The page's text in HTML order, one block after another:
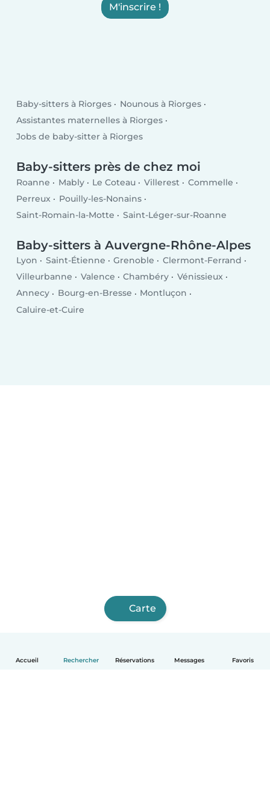
Accueil Rechercher Réservations Messages Favoris
M'inscrire !
Baby-sitters à Riorges
Nounous à Riorges
Assistantes maternelles à Riorges
Jobs de baby-sitter à Riorges
Baby-sitters près de chez moi
Roanne Mably Le Coteau Villerest
Commelle
Perreux
Pouilly-les-Nonains
Saint-Romain-la-Motte
Saint-Léger-sur-Roanne
Baby-sitters à Auvergne-Rhône-Alpes
Lyon Saint-Étienne Grenoble
Clermont-Ferrand
Villeurbanne
Valence Chambéry
Vénissieux
Annecy
Bourg-en-Bresse
Montluçon
Caluire-et-Cuire
Carte